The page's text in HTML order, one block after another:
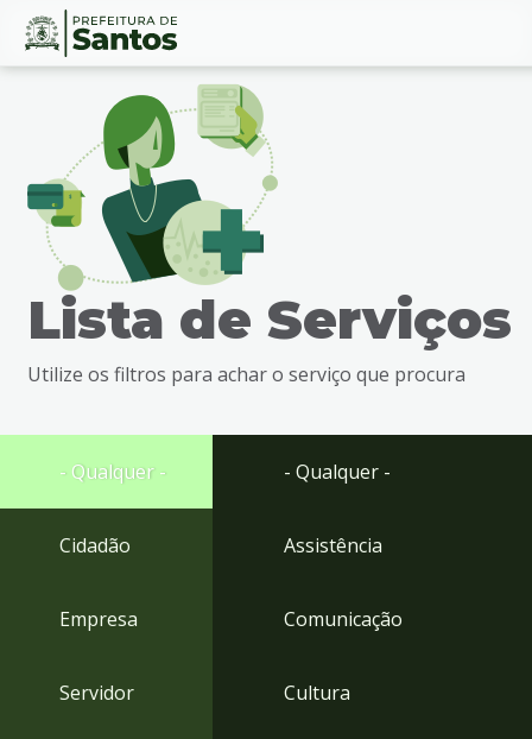
Ir
busca
Ir
rodapé
Conteúdo
Lista de Serviços
Utilize os filtros para achar o serviço que procura
- Qualquer -
Cidadão
Empresa
Servidor
- Qualquer -
Assistência
Comunicação
Cultura